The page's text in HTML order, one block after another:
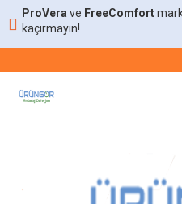
ProVera ve FreeComfort
kaçırmayın!